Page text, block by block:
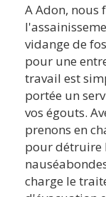
A Adon, nous
vidange de
pour une
travail est
portée un
vos égouts.
prenons en
pour détruire
charge le